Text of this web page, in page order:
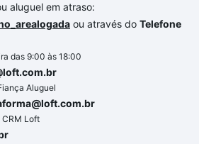
aluguel em atraso:
ou através do Telefone
das 9:00 às 18:00
Aluguel
Loft